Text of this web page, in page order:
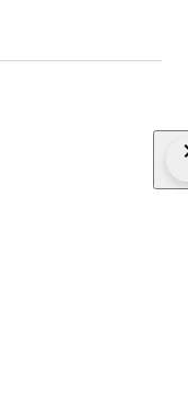
& will be legally
item do not need an
We are